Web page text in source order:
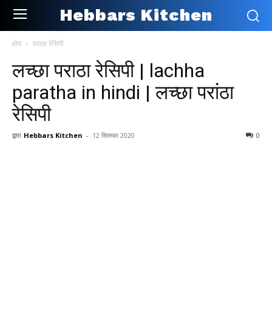
Hebbars Kitchen
होम पराठा रेसिपी
लच्छा पराठा रेसिपी | lachha
paratha in hindi | लच्छा परांठा
रेसिपी
द्वारा Hebbars Kitchen - 12 सितम्बर 2020 0